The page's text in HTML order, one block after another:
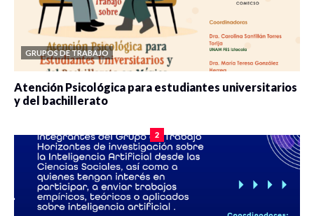
GRUPOS DE TRABAJO
Atención Psicológica para estudiantes universitarios
y del bachillerato
2